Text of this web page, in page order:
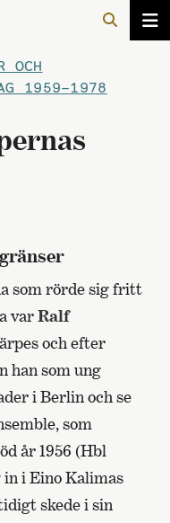
OCH
1959–1978
som rörde sig fritt
varRalf
och efter
han som ung
i Berlin och se
som
år 1956 (Hbl
in i Eino Kalimas
skede i sin